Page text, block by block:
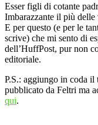
Esser figli di cotante
Imbarazzante il più delle
E per questo (e per le
scrive) che mi sento di
dell’HuffPost, pur non
editoriale.
P.S.: aggiungo in coda
pubblicato da Feltri ma
qui.